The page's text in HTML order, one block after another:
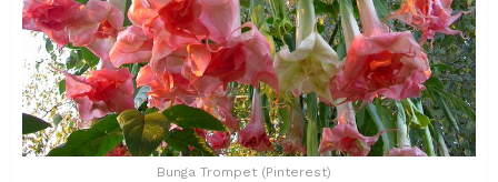
Bunga Trompet (Pinterest)